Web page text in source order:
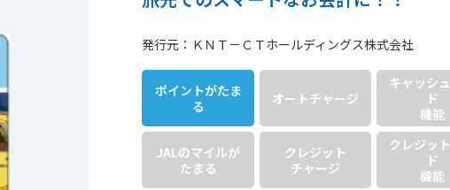
発行元：ＫＮＴ－ＣＴホールディングス株式会社
ポイントがたま
る
オートチャージ
キャッシュ
ド
機能
JALのマイルが
たまる
クレジット
チャージ
クレジット
ド
機能